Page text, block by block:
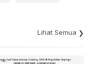
Lihat Semua